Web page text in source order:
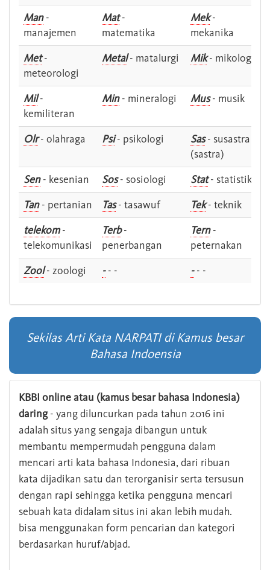
Man-
manajemen
Mat-
matematika
Mek-
mekanika
Met-
meteorologi
Metal- matalurgi Mik- mikologi
Mil-
kemiliteran
Min- mineralogi Mus- musik
Olr- olahraga Psi- psikologi Sas- susastra -
(sastra)
Sen- kesenian Sos- sosiologi Stat- statistik
Tan- pertanian Tas- tasawuf Tek- teknik
telekom-
telekomunikasi
Terb-
penerbangan
Tern-
peternakan
Zool- zoologi -- - -- -
Sekilas Arti Kata NARPATI di Kamus besar
Bahasa Indoensia
KBBI online atau (kamus besar bahasa Indonesia)
daring- yang diluncurkan pada tahun 2016 ini
adalah situs yang sengaja dibangun untuk
membantu mempermudah pengguna dalam
mencari arti kata bahasa Indonesia, dari ribuan
kata dijadikan satu dan terorganisir serta tersusun
dengan rapi sehingga ketika pengguna mencari
sebuah kata didalam situs ini akan lebih mudah.
bisa menggunakan form pencarian dan kategori
berdasarkan huruf/abjad.